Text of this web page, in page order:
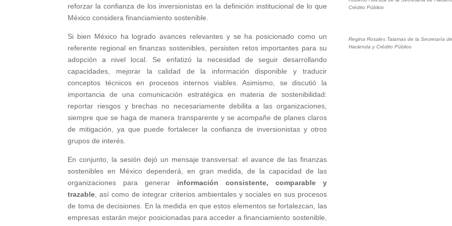
reforzar la confianza de los inversionistas en la definición institucional de lo que
México considera financiamiento sostenible.
Si bien México ha logrado avances relevantes y se ha posicionado como un
referente regional en finanzas sostenibles, persisten retos importantes para su
adopción a nivel local. Se enfatizó la necesidad de seguir desarrollando
capacidades, mejorar la calidad de la información disponible y traducir
conceptos técnicos en procesos internos viables. Asimismo, se discutió la
importancia de una comunicación estratégica en materia de sostenibilidad:
reportar riesgos y brechas no necesariamente debilita a las organizaciones,
siempre que se haga de manera transparente y se acompañe de planes claros
de mitigación, ya que puede fortalecer la confianza de inversionistas y otros
grupos de interés.
En conjunto, la sesión dejó un mensaje transversal: el avance de las finanzas
sostenibles en México dependerá, en gran medida, de la capacidad de las
organizaciones para generar información consistente, comparable y
trazable, así como de integrar criterios ambientales y sociales en sus procesos
de toma de decisiones. En la medida en que estos elementos se fortalezcan, las
empresas estarán mejor posicionadas para acceder a financiamiento sostenible,
Crédito Público
Regina Rosales Talamas de la Secretaría
Hacienda y Crédito Público